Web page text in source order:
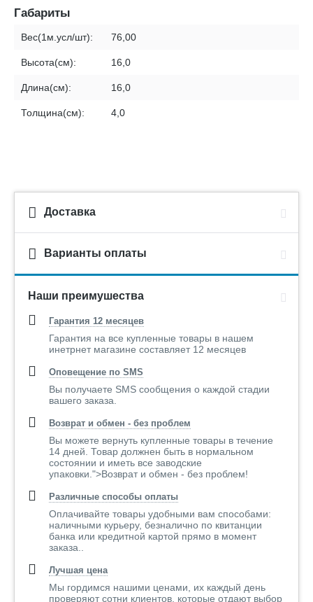
Габариты
Вес(1м.усл/шт): 76,00
Высота(см): 16,0
Длина(см): 16,0
Толщина(см): 4,0
Доставка
Варианты оплаты
Наши преимушества
Гарантия 12 месяцев
Гарантия на все купленные товары в нашем
инетрнет магазине составляет 12 месяцев
Оповещение по SMS
Вы получаете SMS сообщения о каждой стадии
вашего заказа.
Возврат и обмен - без проблем
Вы можете вернуть купленные товары в течение
14 дней. Товар должнен быть в нормальном
состоянии и иметь все заводские
упаковки.">Возврат и обмен - без проблем!
Различные способы оплаты
Оплачивайте товары удобными вам способами:
наличными курьеру, безналично по квитанции
банка или кредитной картой прямо в момент
заказа..
Лучшая цена
Мы гордимся нашими ценами, их каждый день
проверяют сотни клиентов, которые отдают выбор